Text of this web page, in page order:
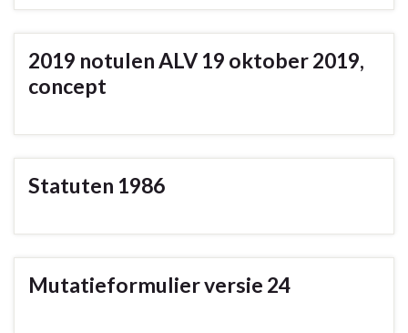
2019 notulen ALV 19 oktober 2019,
concept
Statuten 1986
Mutatieformulier versie 24